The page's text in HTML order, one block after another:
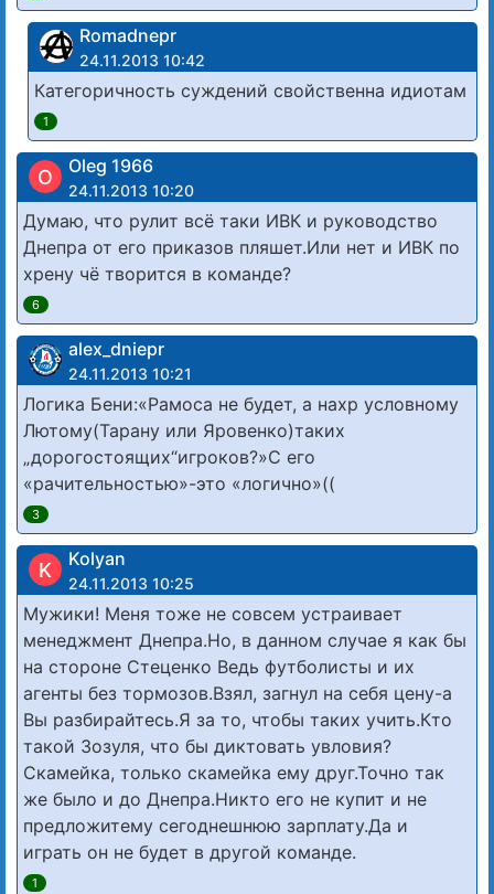
Romadnepr
24.11.2013 10:42
Категоричность суждений свойственна идиотам
1
O Oleg 1966
24.11.2013 10:20
Думаю, что рулит всё таки ИВК и руководство
Днепра от его приказов пляшет.Или нет и ИВК по
хрену чё творится в команде?
6
alex_dniepr
24.11.2013 10:21
Логика Бени:«Рамоса не будет, а нахр условному
Лютому(Тарану или Яровенко)таких
„дорогостоящих“игроков?»С его
«рачительностью»-это «логично»((
3
K Kolyan
24.11.2013 10:25
Мужики! Меня тоже не совсем устраивает
менеджмент Днепра.Но, в данном случае я как бы
на стороне Стеценко Ведь футболисты и их
агенты без тормозов.Взял, загнул на себя цену-а
Вы разбирайтесь.Я за то, чтобы таких учить.Кто
такой Зозуля, что бы диктовать увловия?
Скамейка, только скамейка ему друг.Точно так
же было и до Днепра.Никто его не купит и не
предложитему сегоднешнюю зарплату.Да и
играть он не будет в другой команде.
1